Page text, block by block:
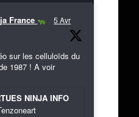
France 5 Avr
sur les celluloïds du
1987 ! A voir
NINJA INFO